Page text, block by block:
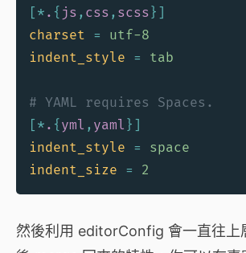
[ * . { js , css , scss } ]
charset = utf-8
indent_style = tab
# YAML requires Spaces.
[ * . { yml , yaml } ]
indent_style = space
indent_size = 2
然後利用 editorConfig 會一直往上